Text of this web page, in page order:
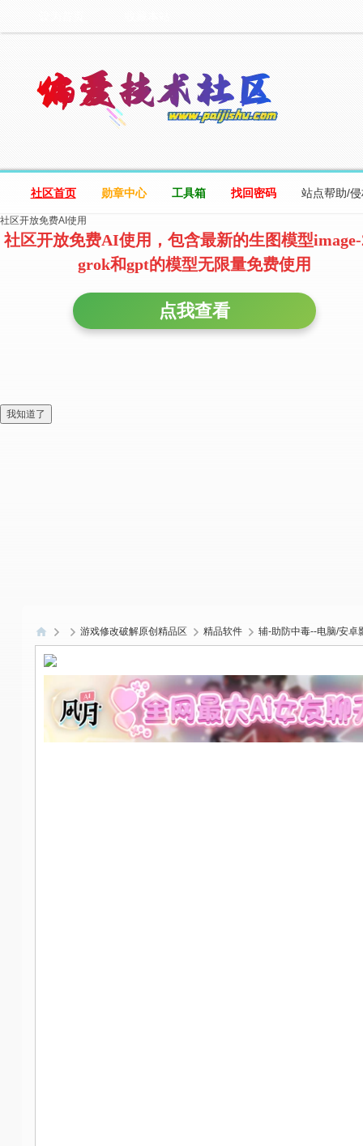
社区首页 勋章中心 工具箱 找回密码 站点帮助/
社区开放免费AI使用
社区开放免费AI使用，包含最新的生图模型
grok和gpt的模型无限量免费使用
点我查看
我知道了
偏
爱
游戏修改破解原创精品区 精品软件 辅-助防中毒--电脑/安卓